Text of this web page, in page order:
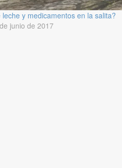
leche y medicamentos en la salita?
junio de 2017